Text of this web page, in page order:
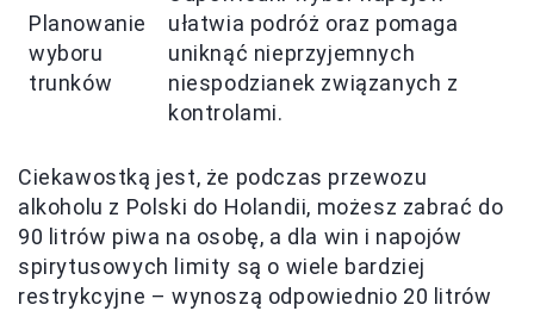
Planowanie
wyboru
trunków
ułatwia podróż oraz pomaga
uniknąć nieprzyjemnych
niespodzianek związanych z
kontrolami.
Ciekawostką jest, że podczas przewozu
alkoholu z Polski do Holandii, możesz zabrać do
90 litrów piwa na osobę, a dla win i napojów
spirytusowych limity są o wiele bardziej
restrykcyjne – wynoszą odpowiednio 20 litrów